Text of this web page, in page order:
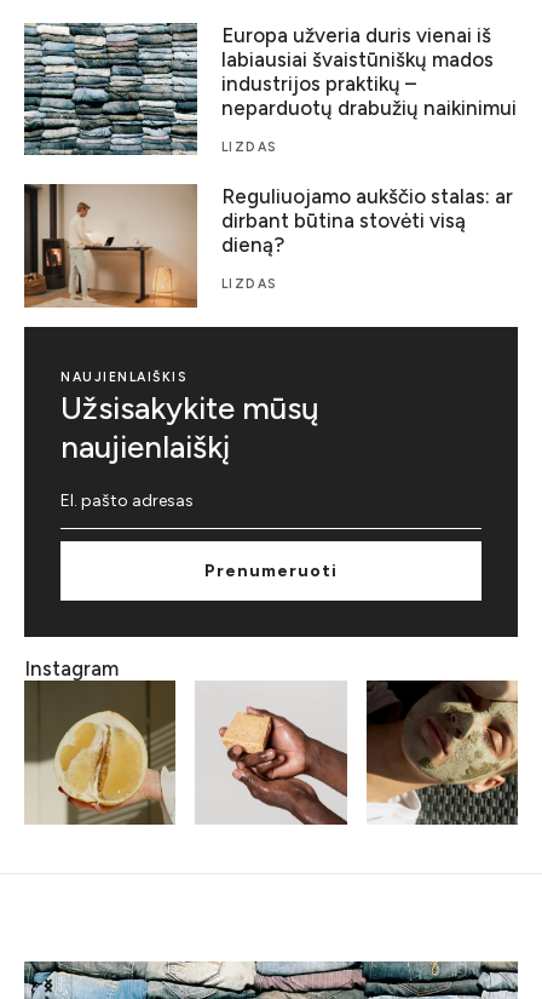
Europa užveria duris vienai iš
labiausiai švaistūniškų mados
industrijos praktikų –
neparduotų drabužių naikinimui
LIZDAS
Reguliuojamo aukščio stalas: ar
dirbant būtina stovėti visą
dieną?
LIZDAS
NAUJIENLAIŠKIS
Užsisakykite mūsų
naujienlaiškį
Prenumeruoti
Instagram